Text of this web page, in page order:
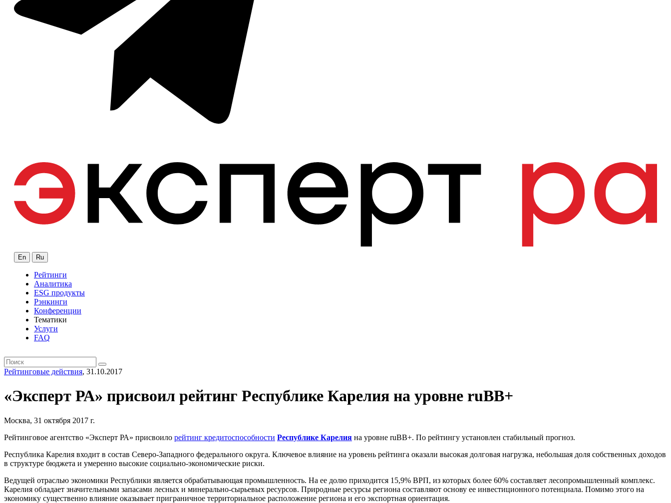
En Ru
Рейтинги
Аналитика
ESG продукты
Рэнкинги
Конференции
Тематики
Услуги
FAQ
Рейтинговые действия, 31.10.2017
«Эксперт РА» присвоил рейтинг Республике Карелия на уровне ruBB+
Москва, 31 октября 2017 г.
Рейтинговое агентство «Эксперт РА» присвоило рейтинг кредитоспособности Республике Карелия на уровне ruBB+. По рейтингу установлен стабильный прогноз.
Республика Карелия входит в состав Северо-Западного федерального округа. Ключевое влияние на уровень рейтинга оказали высокая долговая нагрузка, небольшая доля собственных доходов
в структуре бюджета и умеренно высокие социально-экономические риски.
Ведущей отраслью экономики Республики является обрабатывающая промышленность. На ее долю приходится 15,9% ВРП, из которых более 60% составляет лесопромышленный комплекс.
Карелия обладает значительными запасами лесных и минерально-сырьевых ресурсов. Природные ресурсы региона составляют основу ее инвестиционного потенциала. Помимо этого на
экономику существенно влияние оказывает приграничное территориальное расположение региона и его экспортная ориентация.